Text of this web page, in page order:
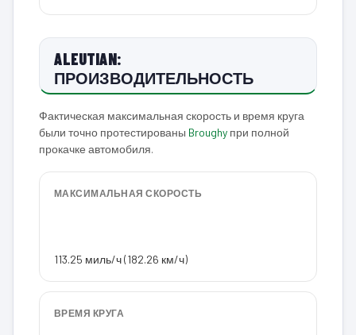
ALEUTIAN:
ПРОИЗВОДИТЕЛЬНОСТЬ
Фактическая максимальная скорость и время круга
были точно протестированы Broughy при полной
прокачке автомобиля.
МАКСИМАЛЬНАЯ СКОРОСТЬ
113.25 миль/ч (182.26 км/ч)
ВРЕМЯ КРУГА